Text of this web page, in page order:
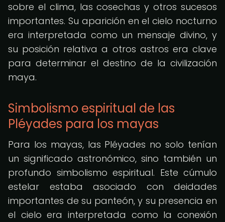
sobre el clima, las cosechas y otros sucesos
importantes. Su aparición en el cielo nocturno
era interpretada como un mensaje divino, y
su posición relativa a otros astros era clave
para determinar el destino de la civilización
maya.
Simbolismo espiritual de las
Pléyades para los mayas
Para los mayas, las Pléyades no solo tenían
un significado astronómico, sino también un
profundo simbolismo espiritual. Este cúmulo
estelar estaba asociado con deidades
importantes de su panteón, y su presencia en
el cielo era interpretada como la conexión